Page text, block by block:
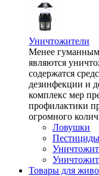
Уничтожители
Менее гуманным
являются
содержатся
дезинфекции и
комплекс мер
профилактики
огромного
Ловушки
Пестициды
Товары для